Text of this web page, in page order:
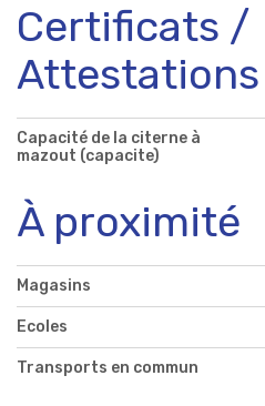
Certificats /
Attestations
Capacité de la citerne à
mazout (capacite)
À proximité
Magasins
Ecoles
Transports en commun